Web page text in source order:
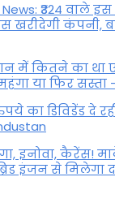
News: ₹324 वाले
खरीदेगी कंपनी,
में कितने का था
या फिर सस्ता
का डिविडेंड दे
इनोवा, कैरेंस!
इंजन से मिलेगा